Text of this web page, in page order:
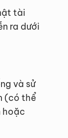
tài
ra dưới
và sử
(có thể
hoặc